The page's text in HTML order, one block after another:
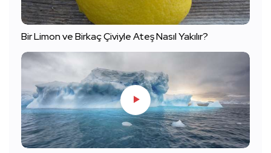
Bir Limon ve Birkaç Çiviyle Ateş Nasıl Yakılır?